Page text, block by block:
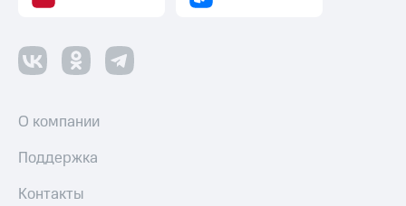
О компании
Поддержка
Контакты